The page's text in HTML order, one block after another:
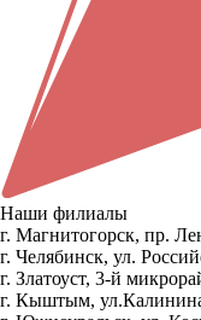
Наши филиалы
г. Магнитогорск, пр.
г. Челябинск, ул.
г. Златоуст, 3-й
г. Кыштым,